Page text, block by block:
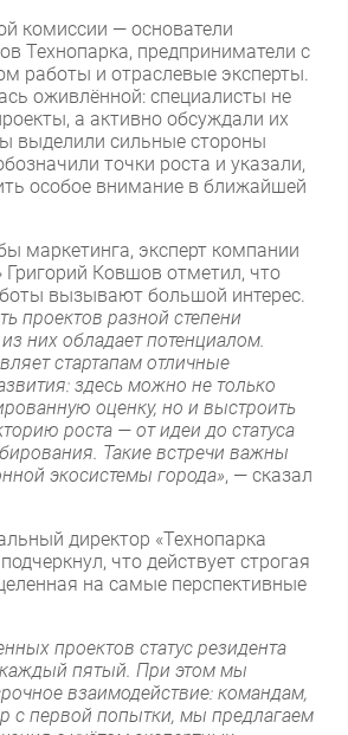
комиссии — основатели
Технопарка, предприниматели с
работы и отраслевые эксперты.
оживлённой: специалисты не
а активно обсуждали их
выделили сильные стороны
точки роста и указали,
особое внимание в ближайшей
маркетинга, эксперт компании
Григорий Ковшов отметил, что
вызывают большой интерес.
проектов разной степени
них обладает потенциалом.
стартапам отличные
здесь можно не только
оценку, но и выстроить
роста — от идеи до статуса
Такие встречи важны
экосистемы города», — сказал
директор «Технопарка
что действует строгая
на самые перспективные
проектов статус резидента
пятый. При этом мы
взаимодействие: командам,
с первой попытки, мы предлагаем